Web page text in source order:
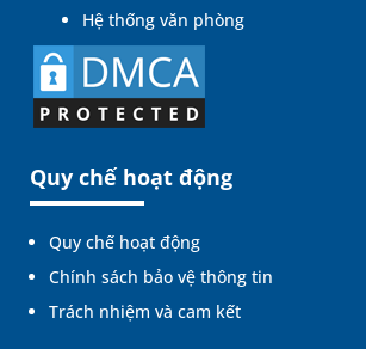
Hệ thống văn phòng
Quy chế hoạt động
Quy chế hoạt động
Chính sách bảo vệ thông tin
Trách nhiệm và cam kết